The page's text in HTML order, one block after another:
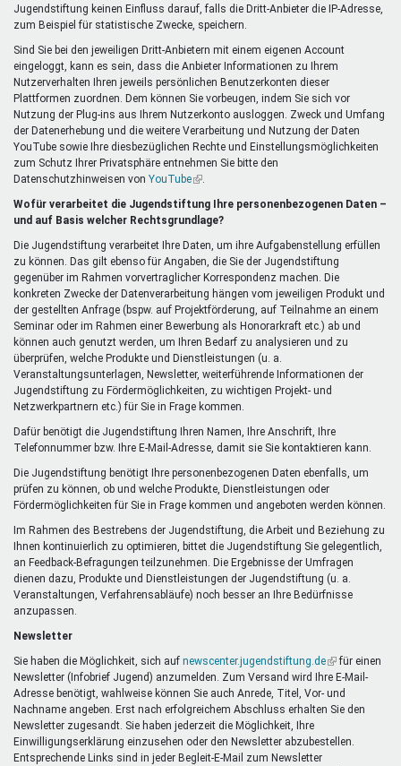
Jugendstiftung keinen Einfluss darauf, falls die Dritt-Anbieter die IP-Adresse,
zum Beispiel für statistische Zwecke, speichern.
Sind Sie bei den jeweiligen Dritt-Anbietern mit einem eigenen Account
eingeloggt, kann es sein, dass die Anbieter Informationen zu Ihrem
Nutzerverhalten Ihren jeweils persönlichen Benutzerkonten dieser
Plattformen zuordnen. Dem können Sie vorbeugen, indem Sie sich vor
Nutzung der Plug-ins aus Ihrem Nutzerkonto ausloggen. Zweck und Umfang
der Datenerhebung und die weitere Verarbeitung und Nutzung der Daten
YouTube sowie Ihre diesbezüglichen Rechte und Einstellungsmöglichkeiten
zum Schutz Ihrer Privatsphäre entnehmen Sie bitte den
Datenschutzhinweisen von YouTube(Link
extern)
Wofür verarbeitet die Jugendstiftung Ihre personenbezogenen Daten –
und auf Basis welcher Rechtsgrundlage?
Die Jugendstiftung verarbeitet Ihre Daten, um ihre Aufgabenstellung erfüllen
zu können. Das gilt ebenso für Angaben, die Sie der Jugendstiftung
gegenüber im Rahmen vorvertraglicher Korrespondenz machen. Die
konkreten Zwecke der Datenverarbeitung hängen vom jeweiligen Produkt und
der gestellten Anfrage (bspw. auf Projektförderung, auf Teilnahme an einem
Seminar oder im Rahmen einer Bewerbung als Honorarkraft etc.) ab und
können auch genutzt werden, um Ihren Bedarf zu analysieren und zu
überprüfen, welche Produkte und Dienstleistungen (u. a.
Veranstaltungsunterlagen, Newsletter, weiterführende Informationen der
Jugendstiftung zu Fördermöglichkeiten, zu wichtigen Projekt- und
Netzwerkpartnern etc.) für Sie in Frage kommen.
Dafür benötigt die Jugendstiftung Ihren Namen, Ihre Anschrift, Ihre
Telefonnummer bzw. Ihre E-Mail-Adresse, damit sie Sie kontaktieren kann.
Die Jugendstiftung benötigt Ihre personenbezogenen Daten ebenfalls, um
prüfen zu können, ob und welche Produkte, Dienstleistungen oder
Fördermöglichkeiten für Sie in Frage kommen und angeboten werden können.
Im Rahmen des Bestrebens der Jugendstiftung, die Arbeit und Beziehung zu
Ihnen kontinuierlich zu optimieren, bittet die Jugendstiftung Sie gelegentlich,
an Feedback-Befragungen teilzunehmen. Die Ergebnisse der Umfragen
dienen dazu, Produkte und Dienstleistungen der Jugendstiftung (u. a.
Veranstaltungen, Verfahrensabläufe) noch besser an Ihre Bedürfnisse
anzupassen.
Newsletter
Sie haben die Möglichkeit, sich auf newscenter.jugendstiftung.de(Link
ist
extern)
für einen
Newsletter (Infobrief Jugend) anzumelden. Zum Versand wird Ihre E-Mail-
Adresse benötigt, wahlweise können Sie auch Anrede, Titel, Vor- und
Nachname angeben. Erst nach erfolgreichem Abschluss erhalten Sie den
Newsletter zugesandt. Sie haben jederzeit die Möglichkeit, Ihre
Einwilligungserklärung einzusehen oder den Newsletter abzubestellen.
Entsprechende Links sind in jeder Begleit-E-Mail zum Newsletter